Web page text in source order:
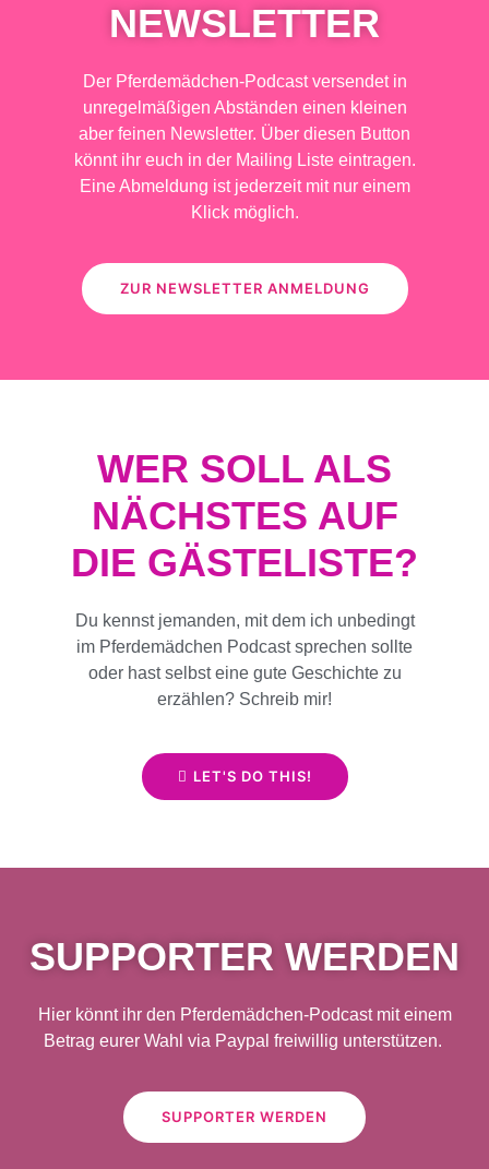
NEWSLETTER
Der Pferdemädchen-Podcast versendet in
unregelmäßigen Abständen einen kleinen
aber feinen Newsletter. Über diesen Button
könnt ihr euch in der Mailing Liste eintragen.
Eine Abmeldung ist jederzeit mit nur einem
Klick möglich.
ZUR NEWSLETTER ANMELDUNG
WER SOLL ALS
NÄCHSTES AUF
DIE GÄSTELISTE?
Du kennst jemanden, mit dem ich unbedingt
im Pferdemädchen Podcast sprechen sollte
oder hast selbst eine gute Geschichte zu
erzählen? Schreib mir!
LET'S DO THIS!
SUPPORTER WERDEN
Hier könnt ihr den Pferdemädchen-Podcast mit einem
Betrag eurer Wahl via Paypal freiwillig unterstützen.
SUPPORTER WERDEN